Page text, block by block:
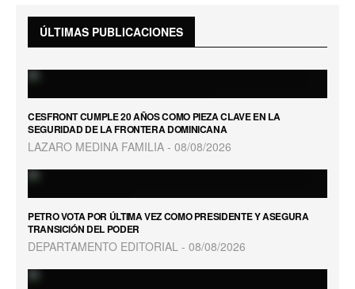
ÚLTIMAS PUBLICACIONES
CESFRONT CUMPLE 20 AÑOS COMO PIEZA CLAVE EN LA
SEGURIDAD DE LA FRONTERA DOMINICANA
LAZARO MEDINA FAMILIA 08/08/2026
PETRO VOTA POR ÚLTIMA VEZ COMO PRESIDENTE Y ASEGURA
TRANSICIÓN DEL PODER
DEPARTAMENTO EDITORIAL 08/08/2026